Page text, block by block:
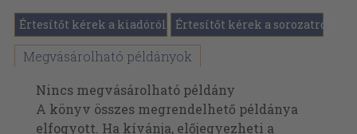
Értesítőt kérek a kiadóról Értesítőt kérek a sorozatról
Megvásárolható példányok
Nincs megvásárolható példány
A könyv összes megrendelhető példánya
elfogyott. Ha kívánja, előjegyezheti a